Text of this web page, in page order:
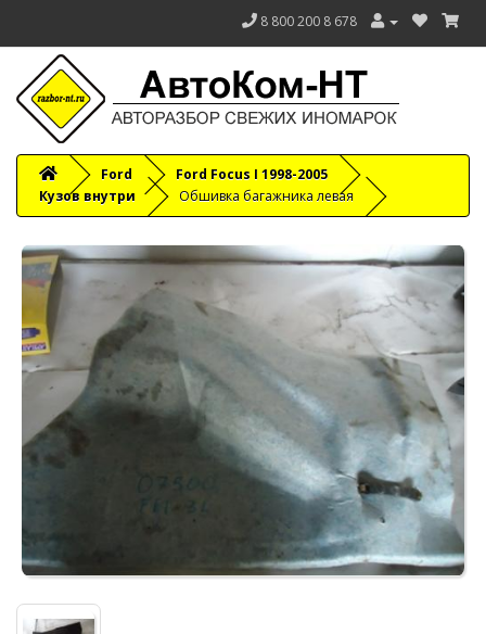
8 800 200 8 678
Ford
Ford Focus I 1998-2005
Кузов внутри
Обшивка багажника левая